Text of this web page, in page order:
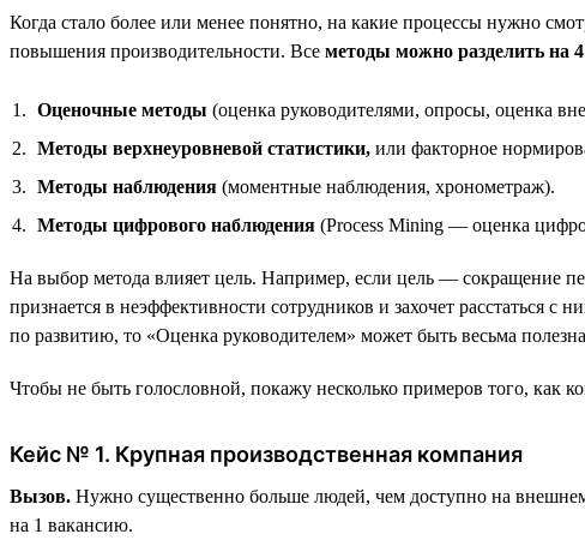
Когда стало более или менее понятно, на какие процессы нужно
повышения производительности. Все методы можно разделить на
Оценочные методы (оценка руководителями, опросы, оценка
Методы верхнеуровневой статистики, или факторное
Методы наблюдения (моментные наблюдения, хронометраж).
Методы цифрового наблюдения (Process Mining — оценка
На выбор метода влияет цель. Например, если цель — сокращение
признается в неэффективности сотрудников и захочет расстаться с
по развитию, то «Оценка руководителем» может быть весьма
Чтобы не быть голословной, покажу несколько примеров того, как
Кейс № 1. Крупная производственная компания
Вызов. Нужно существенно больше людей, чем доступно на
на 1 вакансию.